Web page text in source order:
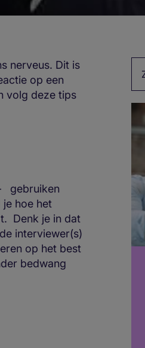
nerveus. Dit is
op een
volg deze tips
gebruiken
hoe het
Denk je in dat
interviewer(s)
op het best
bedwang